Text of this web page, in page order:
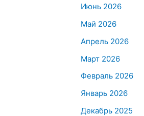
Июнь 2026
Май 2026
Апрель 2026
Март 2026
Февраль 2026
Январь 2026
Декабрь 2025